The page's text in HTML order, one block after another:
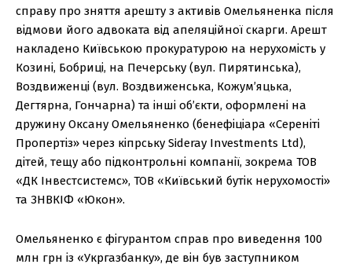
справу про зняття арешту з активів Омельяненка після
відмови його адвоката від апеляційної скарги. Арешт
накладено Київською прокуратурою на нерухомість у
Козині, Бобриці, на Печерську (вул. Пирятинська),
Воздвиженці (вул. Воздвиженська, Кожум’яцька,
Дегтярна, Гончарна) та інші об’єкти, оформлені на
дружину Оксану Омельяненко (бенефіціара «Сереніті
Пропертіз» через кіпрську Sideray Investments Ltd),
дітей, тещу або підконтрольні компанії, зокрема ТОВ
«ДК Інвестсистемс», ТОВ «Київський бутік нерухомості»
та ЗНВКІФ «Юкон».
Омельяненко є фігурантом справ про виведення 100
млн грн із «Укргазбанку», де він був заступником